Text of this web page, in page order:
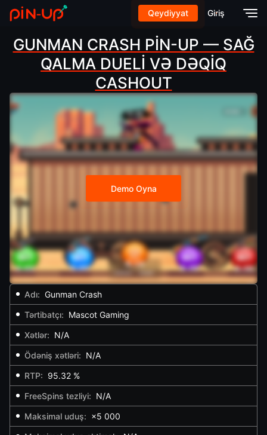
Qeydiyyat Giriş
GUNMAN CRASH PIN-UP — SAĞ
QALMA DUELI VƏ DƏQIQ
CASHOUT
Demo Oyna
Adı: Gunman Crash
Tərtibatçı: Mascot Gaming
Xətlər: N/A
Ödəniş xətləri: N/A
RTP: 95.32 %
FreeSpins tezliyi: N/A
Maksimal uduş: ×5 000